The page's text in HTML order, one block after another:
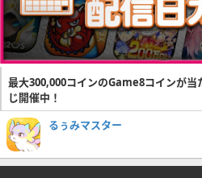
最大300,000コインのGame8コインが当
じ開催中！
るぅみマスター